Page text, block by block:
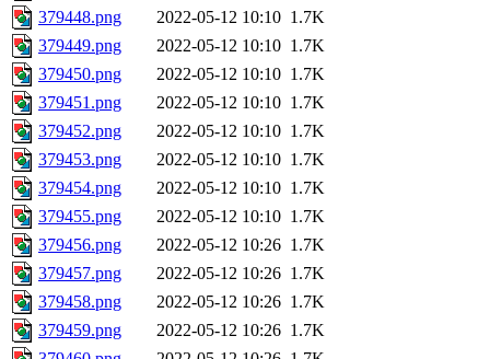
379448.png
2022-05-12 10:10 1.7K
379449.png
2022-05-12 10:10 1.7K
379450.png
2022-05-12 10:10 1.7K
379451.png
2022-05-12 10:10 1.7K
379452.png
2022-05-12 10:10 1.7K
379453.png
2022-05-12 10:10 1.7K
379454.png
2022-05-12 10:10 1.7K
379455.png
2022-05-12 10:10 1.7K
379456.png
2022-05-12 10:26 1.7K
379457.png
2022-05-12 10:26 1.7K
379458.png
2022-05-12 10:26 1.7K
379459.png
2022-05-12 10:26 1.7K